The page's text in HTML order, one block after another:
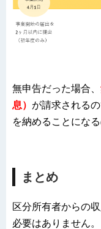
無申告だった場合、
息） が請求される
を納めることにな
まとめ
区分所有者からの
必要はありません。